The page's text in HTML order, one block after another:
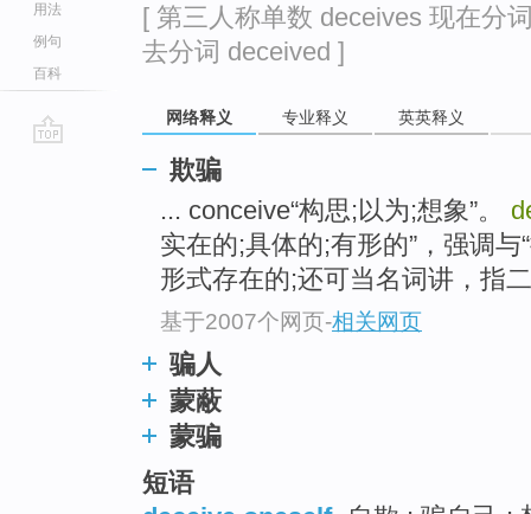
用法
例句
百科
[ 第三人称单数 deceives 现在分
去分词 deceived ]
网络释义 专业释义 英英释义
欺骗
... conceive“构思;以为;想象”。
实在的;具体的;有形的”，强调与
形式存在的;还可当名词讲，指
基于2007个网页-相关网页
骗人
蒙蔽
蒙骗
短语